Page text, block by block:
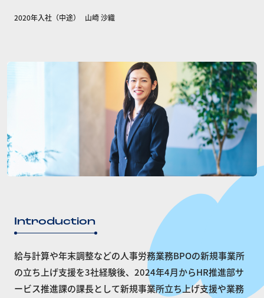
2020年入社（中途） 山崎 沙織
Introduction
給与計算や年末調整などの人事労務業務BPOの新規事業所
の立ち上げ支援を3社経験後、2024年4月からHR推進部サ
ービス推進課の課長として新規事業所立ち上げ支援や業務